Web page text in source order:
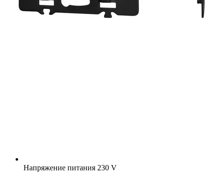
Напряжение питания 230 V